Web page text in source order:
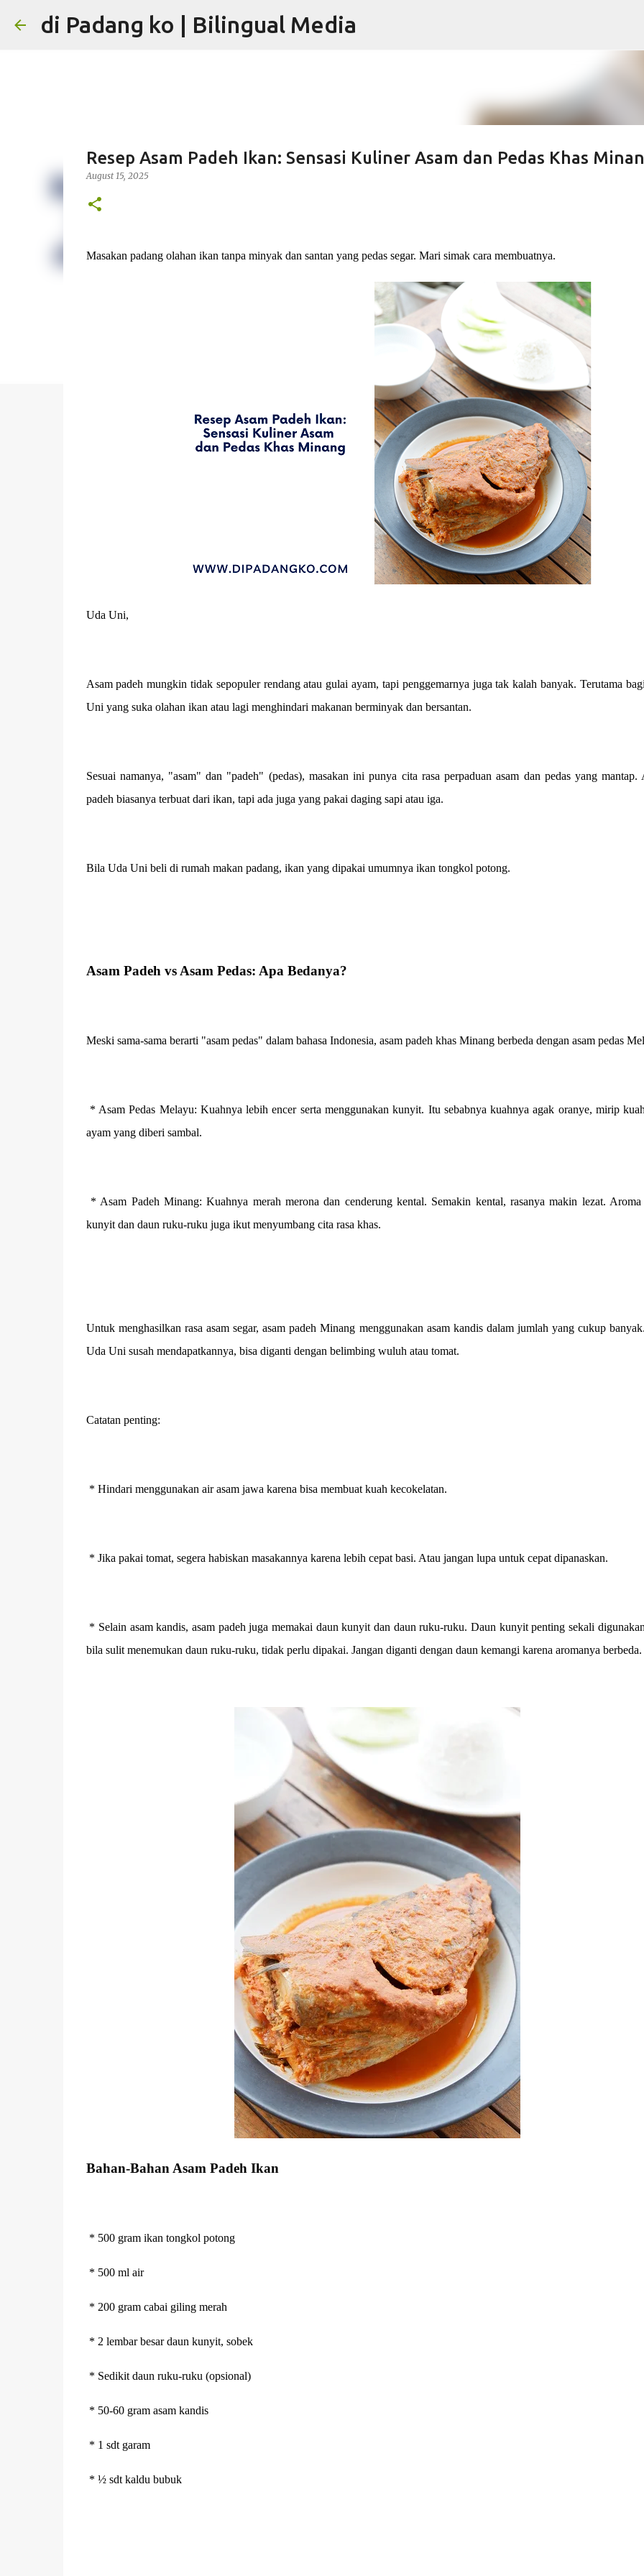
di Padang ko | Bilingual Media
Resep Asam Padeh Ikan: Sensasi Kuliner Asam dan Pedas Khas
August 15, 2025
Masakan padang olahan ikan tanpa minyak dan santan yang pedas segar. Mari simak cara membuatnya.
Uda Uni,
Asam padeh mungkin tidak sepopuler rendang atau gulai ayam, tapi penggemarnya juga tak kalah banyak. Terutama
Uni yang suka olahan ikan atau lagi menghindari makanan berminyak dan bersantan.
Sesuai namanya, "asam" dan "padeh" (pedas), masakan ini punya cita rasa perpaduan asam dan pedas yang mantap.
padeh biasanya terbuat dari ikan, tapi ada juga yang pakai daging sapi atau iga.
Bila Uda Uni beli di rumah makan padang, ikan yang dipakai umumnya ikan tongkol potong.
Asam Padeh vs Asam Pedas: Apa Bedanya?
Meski sama-sama berarti "asam pedas" dalam bahasa Indonesia, asam padeh khas Minang berbeda dengan asam pedas
* Asam Pedas Melayu: Kuahnya lebih encer serta menggunakan kunyit. Itu sebabnya kuahnya agak oranye, mirip
ayam yang diberi sambal.
* Asam Padeh Minang: Kuahnya merah merona dan cenderung kental. Semakin kental, rasanya makin lezat. Aroma
kunyit dan daun ruku-ruku juga ikut menyumbang cita rasa khas.
Untuk menghasilkan rasa asam segar, asam padeh Minang menggunakan asam kandis dalam jumlah yang cukup
Uda Uni susah mendapatkannya, bisa diganti dengan belimbing wuluh atau tomat.
Catatan penting:
* Hindari menggunakan air asam jawa karena bisa membuat kuah kecokelatan.
* Jika pakai tomat, segera habiskan masakannya karena lebih cepat basi. Atau jangan lupa untuk cepat dipanaskan.
* Selain asam kandis, asam padeh juga memakai daun kunyit dan daun ruku-ruku. Daun kunyit penting sekali
bila sulit menemukan daun ruku-ruku, tidak perlu dipakai. Jangan diganti dengan daun kemangi karena aromanya berbeda.
Bahan-Bahan Asam Padeh Ikan
* 500 gram ikan tongkol potong
* 500 ml air
* 200 gram cabai giling merah
* 2 lembar besar daun kunyit, sobek
* Sedikit daun ruku-ruku (opsional)
* 50-60 gram asam kandis
* 1 sdt garam
* ½ sdt kaldu bubuk